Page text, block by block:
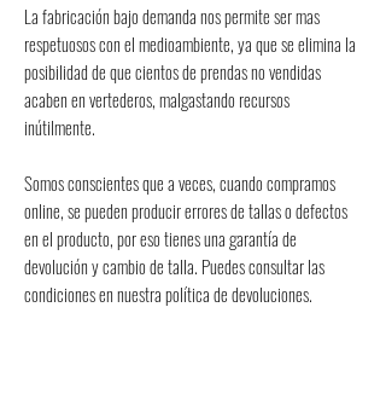
La fabricación bajo demanda nos permite ser mas
respetuosos con el medioambiente, ya que se elimina la
posibilidad de que cientos de prendas no vendidas
acaben en vertederos, malgastando recursos
inútilmente.
Somos conscientes que a veces, cuando compramos
online, se pueden producir errores de tallas o defectos
en el producto, por eso tienes una garantía de
devolución y cambio de talla. Puedes consultar las
condiciones en nuestra política de devoluciones.